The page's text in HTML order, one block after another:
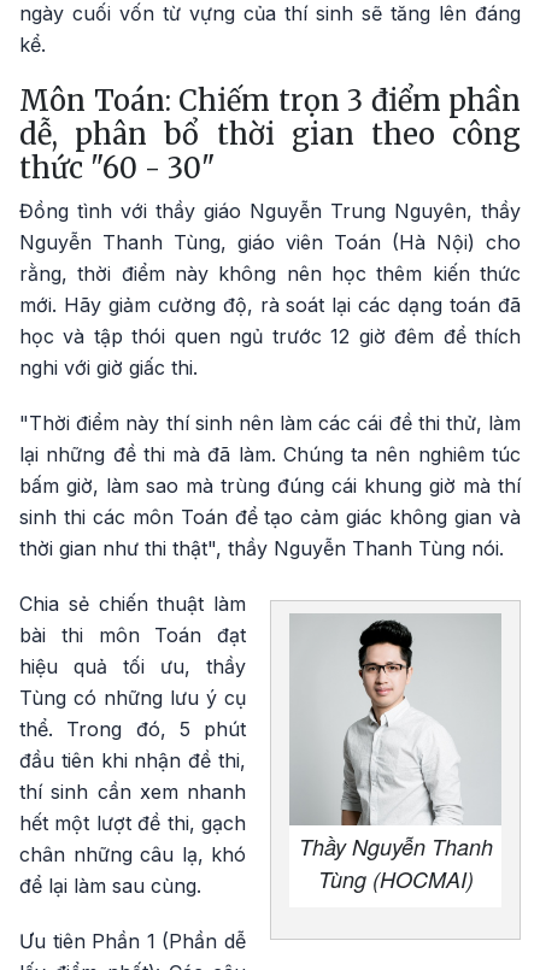
ngày cuối vốn từ vựng của thí sinh sẽ tăng lên đáng
kể.
Môn Toán: Chiếm trọn 3 điểm phần
dễ, phân bổ thời gian theo công
thức "60 - 30"
Đồng tình với thầy giáo Nguyễn Trung Nguyên, thầy
Nguyễn Thanh Tùng, giáo viên Toán (Hà Nội) cho
rằng, thời điểm này không nên học thêm kiến thức
mới. Hãy giảm cường độ, rà soát lại các dạng toán đã
học và tập thói quen ngủ trước 12 giờ đêm để thích
nghi với giờ giấc thi.
"Thời điểm này thí sinh nên làm các cái đề thi thử, làm
lại những đề thi mà đã làm. Chúng ta nên nghiêm túc
bấm giờ, làm sao mà trùng đúng cái khung giờ mà thí
sinh thi các môn Toán để tạo cảm giác không gian và
thời gian như thi thật", thầy Nguyễn Thanh Tùng nói.
Thầy Nguyễn Thanh
Tùng (HOCMAI)
Chia sẻ chiến thuật làm
bài thi môn Toán đạt
hiệu quả tối ưu, thầy
Tùng có những lưu ý cụ
thể. Trong đó, 5 phút
đầu tiên khi nhận đề thi,
thí sinh cần xem nhanh
hết một lượt đề thi, gạch
chân những câu lạ, khó
để lại làm sau cùng.
Ưu tiên Phần 1 (Phần dễ